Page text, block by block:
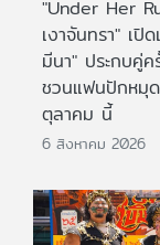
"Under Her
เงาจันทรา" เปิ
มีนา" ประกบคู่
ชวนแฟนปักหมุ
ตุลาคม นี้
6 สิงหาคม 2026